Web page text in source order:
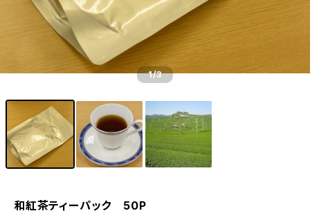
1/3
和紅茶ティーパック 50P